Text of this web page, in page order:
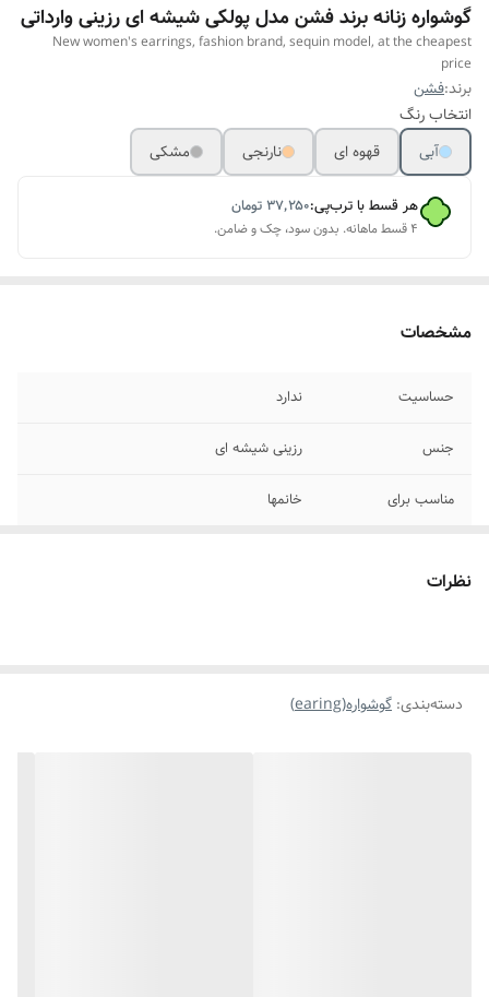
گوشواره زنانه برند فشن مدل پولکی شیشه ای رزینی وارداتی
New women's earrings, fashion brand, sequin model, at the cheapest
price
برند:فشن
انتخاب رنگ
آبی
قهوه ای نارنجی مشکی
هر قسط با ترب‌پی:۳۷٬۲۵۰تومان
۴ قسط ماهانه. بدون سود، چک و ضامن.
مشخصات
حساسیت ندارد
جنس رزینی شیشه ای
مناسب برای خانمها
نظرات
دسته‌بندی: گوشواره(earing)